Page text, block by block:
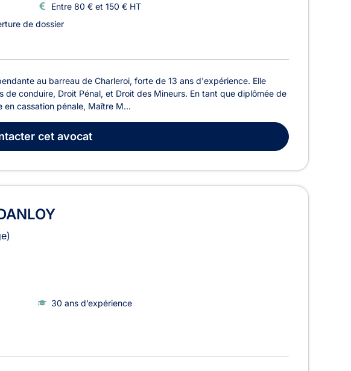
Entre 80 € et 150 € HT
de dossier
au barreau de Charleroi, forte de 13 ans d'expérience. Elle
conduire, Droit Pénal, et Droit des Mineurs. En tant que diplômée de
en cassation pénale, Maître M...
cet avocat
30 ans d’expérience